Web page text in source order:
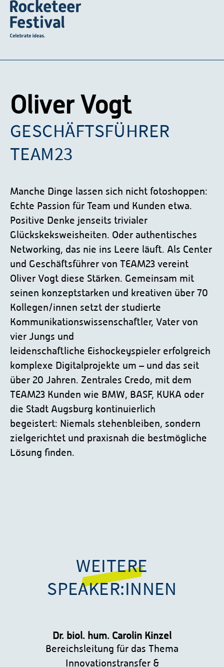
Oliver Vogt
GESCHÄFTSFÜHRER
TEAM23
Manche Dinge lassen sich nicht fotoshoppen:
Echte Passion für Team und Kunden etwa.
Positive Denke jenseits trivialer
Glückskeksweisheiten. Oder authentisches
Networking, das nie ins Leere läuft. Als Center
und Geschäftsführer von TEAM23 vereint
Oliver Vogt diese Stärken. Gemeinsam mit
seinen konzeptstarken und kreativen über 70
Kollegen/innen setzt der studierte
Kommunikationswissenschaftler, Vater von
vier Jungs und
leidenschaftliche Eishockeyspieler erfolgreich
komplexe Digitalprojekte um – und das seit
über 20 Jahren. Zentrales Credo, mit dem
TEAM23 Kunden wie BMW, BASF, KUKA oder
die Stadt Augsburg kontinuierlich
begeistert: Niemals stehenbleiben, sondern
zielgerichtet und praxisnah die bestmögliche
Lösung finden.
WEITERE
SPEAKER:INNEN
Dr. biol. hum. Carolin Kinzel
Bereichsleitung für das Thema
Innovationstransfer &